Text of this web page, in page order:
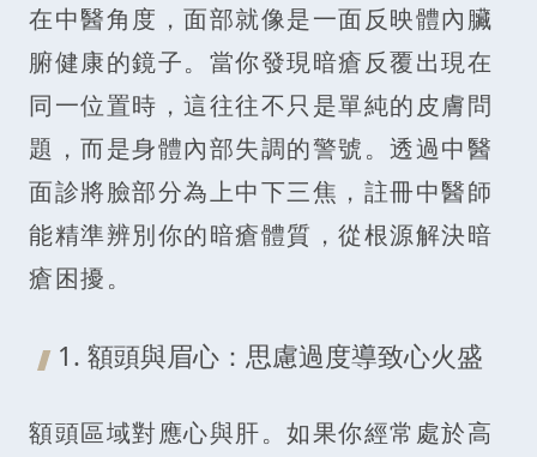
在中醫角度，面部就像是一面反映體內臟
腑健康的鏡子。當你發現暗瘡反覆出現在
同一位置時，這往往不只是單純的皮膚問
題，而是身體內部失調的警號。透過中醫
面診將臉部分為上中下三焦，註冊中醫師
能精準辨別你的暗瘡體質，從根源解決暗
瘡困擾。
1. 額頭與眉心：思慮過度導致心火盛
額頭區域對應心與肝。如果你經常處於高